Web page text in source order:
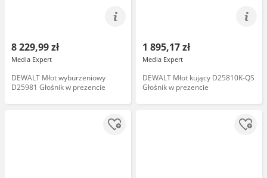
8 229,99 zł
Media Expert
DEWALT Młot wyburzeniowy
D25981 Głośnik w prezencie
1 895,17 zł
Media Expert
DEWALT Młot kujący D25810K-QS
Głośnik w prezencie